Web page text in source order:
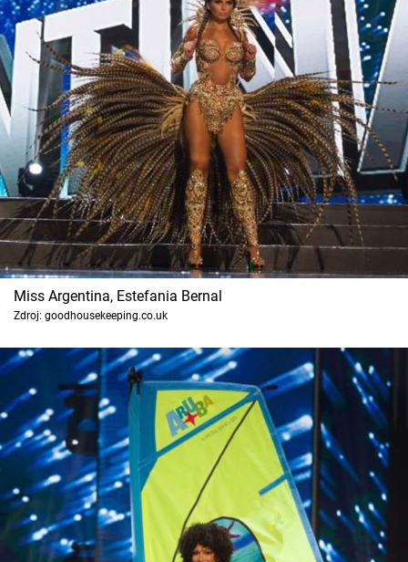
Miss Argentina, Estefania Bernal
Zdroj: goodhousekeeping.co.uk